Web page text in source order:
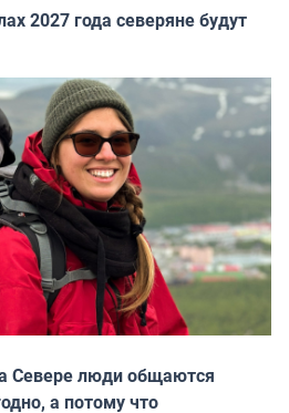
2027 года северяне будут
Севере люди общаются
а потому что